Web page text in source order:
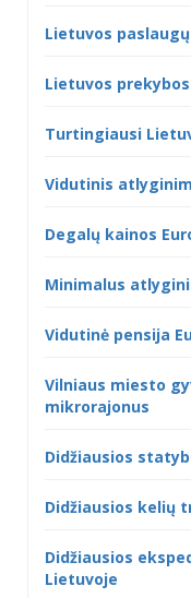
Lietuvos
Lietuvos
Turtingiausi
Vidutinis
Degalų kainos
Minimalus
Vidutinė pensija
Vilniaus miesto
mikrorajonus
Didžiausios
Didžiausios kelių
Didžiausios
Lietuvoje